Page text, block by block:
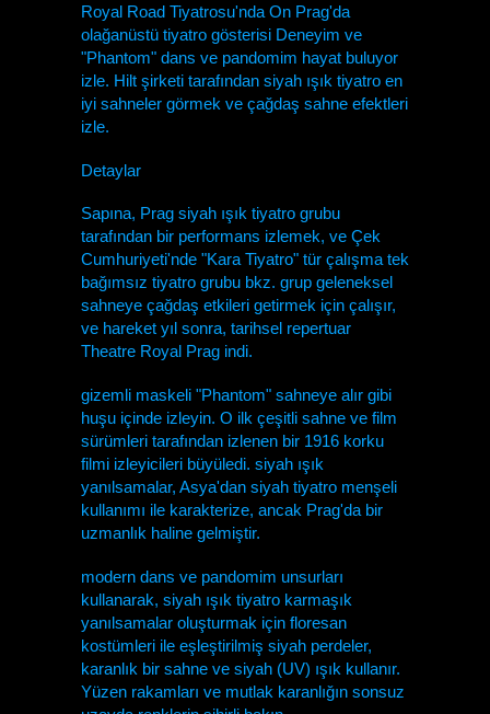
Royal Road Tiyatrosu'nda On Prag'da
olağanüstü tiyatro gösterisi Deneyim ve
"Phantom" dans ve pandomim hayat buluyor
izle. Hilt şirketi tarafından siyah ışık tiyatro en
iyi sahneler görmek ve çağdaş sahne efektleri
izle.
Detaylar
Sapına, Prag siyah ışık tiyatro grubu
tarafından bir performans izlemek, ve Çek
Cumhuriyeti'nde "Kara Tiyatro" tür çalışma tek
bağımsız tiyatro grubu bkz. grup geleneksel
sahneye çağdaş etkileri getirmek için çalışır,
ve hareket yıl sonra, tarihsel repertuar
Theatre Royal Prag indi.
gizemli maskeli "Phantom" sahneye alır gibi
huşu içinde izleyin. O ilk çeşitli sahne ve film
sürümleri tarafından izlenen bir 1916 korku
filmi izleyicileri büyüledi. siyah ışık
yanılsamalar, Asya'dan siyah tiyatro menşeli
kullanımı ile karakterize, ancak Prag'da bir
uzmanlık haline gelmiştir.
modern dans ve pandomim unsurları
kullanarak, siyah ışık tiyatro karmaşık
yanılsamalar oluşturmak için floresan
kostümleri ile eşleştirilmiş siyah perdeler,
karanlık bir sahne ve siyah (UV) ışık kullanır.
Yüzen rakamları ve mutlak karanlığın sonsuz